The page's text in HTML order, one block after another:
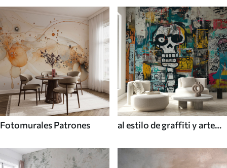
Fotomurales Patrones
al estilo de graffiti y arte